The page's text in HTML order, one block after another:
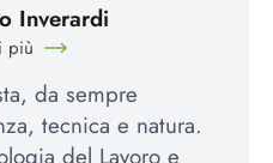
Inverardi
più
da sempre
tecnica e natura.
del Lavoro e